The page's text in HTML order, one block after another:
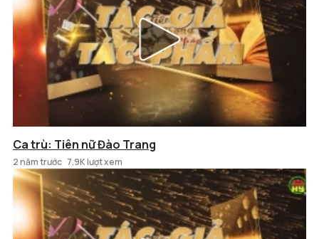
Ca trù: Tiên nữ Đào Trang
2 năm trước 7.9K lượt xem